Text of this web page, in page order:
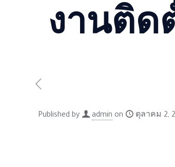
งานติด
Published by admin on ตุลาคม 2,